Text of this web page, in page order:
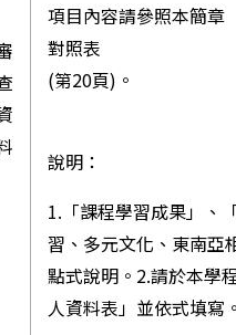
項目內容請參照本簡章
對照表
(第20頁)。
說明：
1.「課程學習成果」、
習、多元文化、東南亞
點式說明。2.請於本學
人資料表」並依式填寫